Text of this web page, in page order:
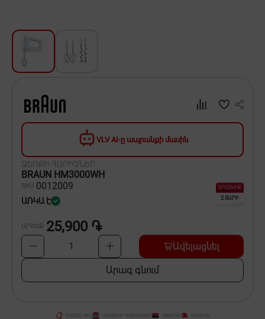
Տեքստիլ
Սպասք
Ինքնագնացներ և ինքնագլորներ
VLV AI-ը ապրանքի մասին
ՁԵՌՔԻ ՀԱՐԻՉՆԵՐ
BRAUN HM3000WH
SKU 0012009
ԱՌԿԱ Է
ԵՐԱՇԽԻՔ
2 ՏԱՐԻ
ԱՐԺԵՔ 25,900 ֏
1 Ավելացնել
Արագ գնում
ՎՃԱՐՈՒՄ